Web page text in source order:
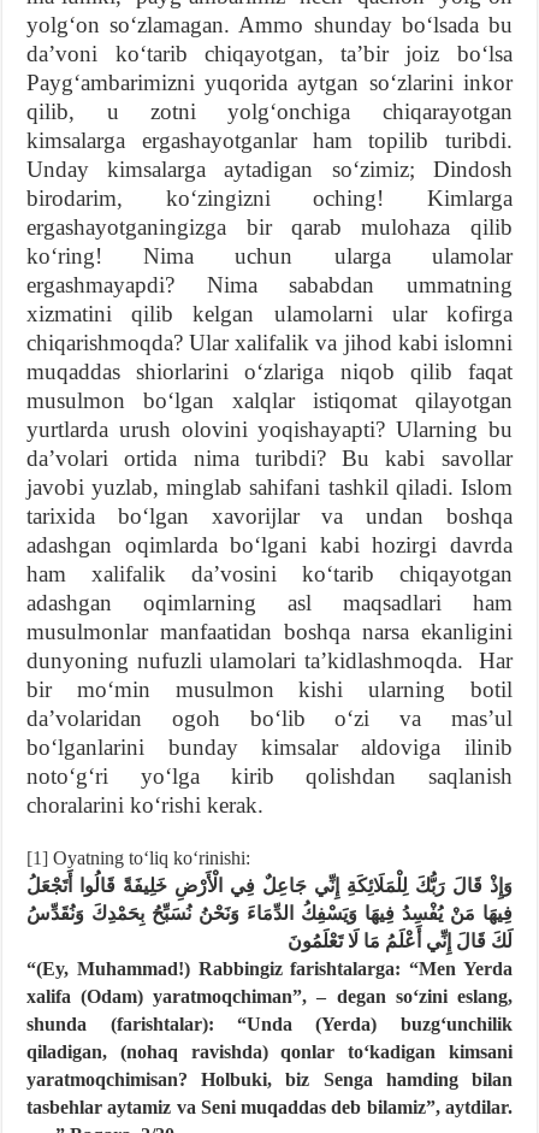
yolgʻon soʻzlamagan. Ammo shunday boʻlsada bu
daʼvoni koʻtarib chiqayotgan, taʼbir joiz boʻlsa
Paygʻambarimizni yuqorida aytgan soʻzlarini inkor
qilib, u zotni yolgʻonchiga chiqarayotgan
kimsalarga ergashayotganlar ham topilib turibdi.
Unday kimsalarga aytadigan soʻzimiz; Dindosh
birodarim, koʻzingizni oching! Kimlarga
ergashayotganingizga bir qarab mulohaza qilib
koʻring! Nima uchun ularga ulamolar
ergashmayapdi? Nima sababdan ummatning
xizmatini qilib kelgan ulamolarni ular kofirga
chiqarishmoqda? Ular xalifalik va jihod kabi islomni
muqaddas shiorlarini oʻzlariga niqob qilib faqat
musulmon boʻlgan xalqlar istiqomat qilayotgan
yurtlarda urush olovini yoqishayapti? Ularning bu
daʼvolari ortida nima turibdi? Bu kabi savollar
javobi yuzlab, minglab sahifani tashkil qiladi. Islom
tarixida boʻlgan xavorijlar va undan boshqa
adashgan oqimlarda boʻlgani kabi hozirgi davrda
ham xalifalik daʼvosini koʻtarib chiqayotgan
adashgan oqimlarning asl maqsadlari ham
musulmonlar manfaatidan boshqa narsa ekanligini
dunyoning nufuzli ulamolari taʼkidlashmoqda. Har
bir moʻmin musulmon kishi ularning botil
daʼvolaridan ogoh boʻlib oʻzi va masʼul
boʻlganlarini bunday kimsalar aldoviga ilinib
notoʻgʻri yoʻlga kirib qolishdan saqlanish
choralarini koʻrishi kerak.
[1] Oyatning toʻliq koʻrinishi:
وَإِذْ قَالَ رَبُّكَ لِلْمَلَائِكَةِ إِنِّي جَاعِلٌ فِي الْأَرْضِ خَلِيفَةً قَالُوا أَتَجْعَلُ
فِيهَا مَنْ يُفْسِدُ فِيهَا وَيَسْفِكُ الدِّمَاءَ وَنَحْنُ نُسَبِّحُ بِحَمْدِكَ وَنُقَدِّسُ
لَكَ قَالَ إِنِّي أَعْلَمُ مَا لَا تَعْلَمُونَ
“(Ey, Muhammad!) Rabbingiz farishtalarga: “Men Yerda
xalifa (Odam) yaratmoqchiman”, – degan soʻzini eslang,
shunda (farishtalar): “Unda (Yerda) buzgʻunchilik
qiladigan, (nohaq ravishda) qonlar toʻkadigan kimsani
yaratmoqchimisan? Holbuki, biz Senga hamding bilan
tasbehlar aytamiz va Seni muqaddas deb bilamiz”, aytdilar.